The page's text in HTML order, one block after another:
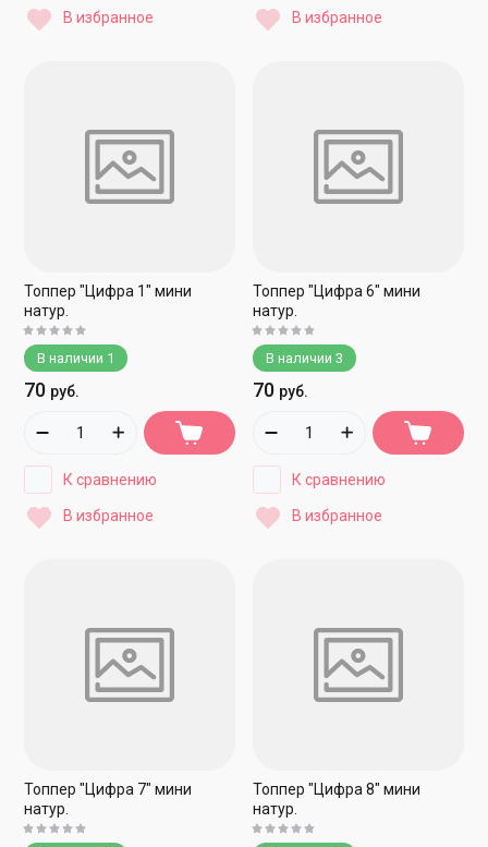
В избранное В избранное
Топпер "Цифра 1" мини
натур.
В наличии 1
70 руб.
К сравнению
В избранное
Топпер "Цифра 6" мини
натур.
В наличии 3
70 руб.
К сравнению
В избранное
Топпер "Цифра 7" мини
натур.
Топпер "Цифра 8" мини
натур.